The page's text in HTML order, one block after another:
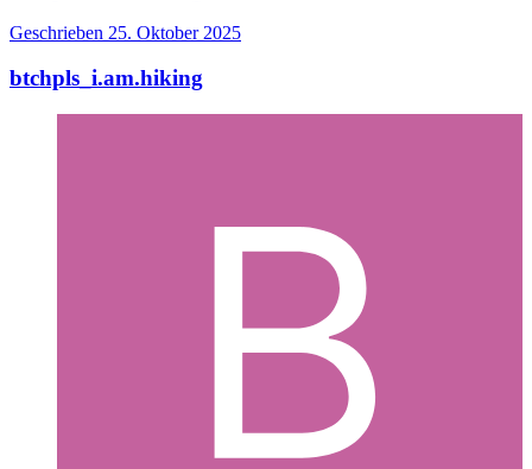
Geschrieben 25. Oktober 2025
btchpls_i.am.hiking